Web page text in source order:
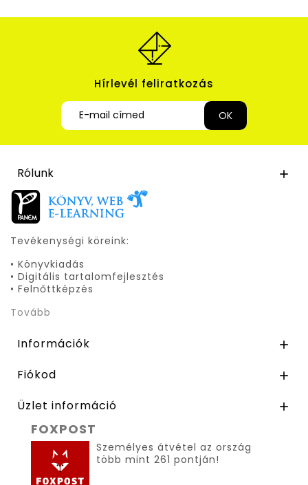
Hírlevél feliratkozás
Rólunk 
Tevékenységi köreink:
• Könyvkiadás
• Digitális tartalomfejlesztés
• Felnőttképzés
Tovább
Információk 
Fiókod 
Üzlet információ 
FOXPOST
Személyes átvétel az ország
több mint 261 pontján!